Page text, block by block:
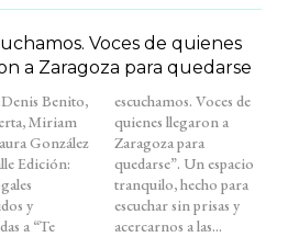
Voces de quienes
a Zaragoza para quedarse
Benito,
Miriam
González
y
a “Te
Voces de
llegaron a
para
para
y
acercarnos a las...